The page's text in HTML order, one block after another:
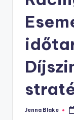
Posted
Jenna Blake